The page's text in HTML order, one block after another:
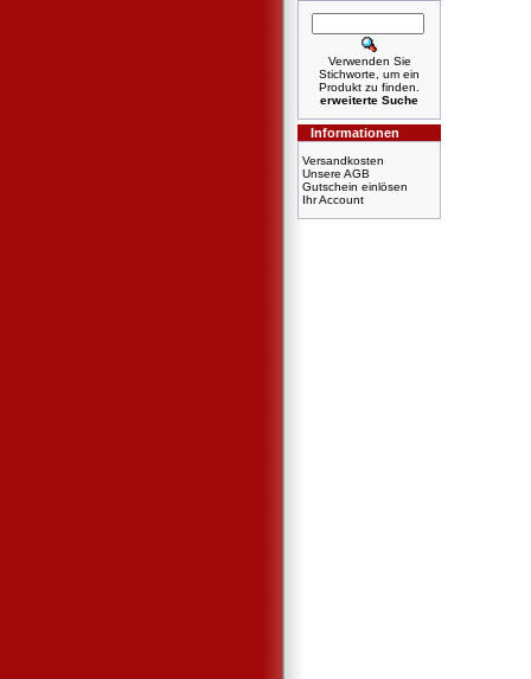
Verwenden Sie
Stichworte, um ein
Produkt zu finden.
erweiterte Suche
Informationen
Versandkosten
Unsere AGB
Gutschein einlösen
Ihr Account